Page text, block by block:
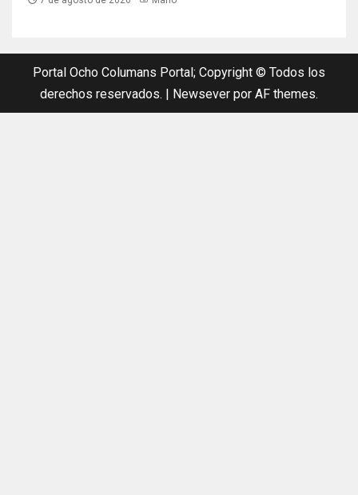
Portal Ocho Columans Portal; Copyright © Todos los
derechos reservados. | Newsever por AF themes.